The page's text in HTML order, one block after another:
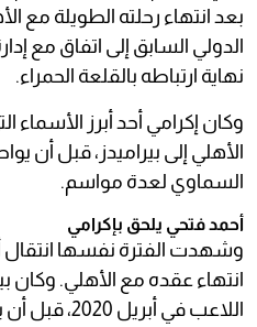
بعد انتهاء رحلته الطويلة مع
الدولي السابق إلى اتفاق مع
نهاية ارتباطه بالقلعة الحمراء.
وكان إكرامي أحد أبرز الأسماء
الأهلي إلى بيراميدز، قبل أن
السماوي لعدة مواسم.
أحمد فتحي يلحق بإكرامي
وشهدت الفترة نفسها انتقال
انتهاء عقده مع الأهلي. وكان
اللاعب في